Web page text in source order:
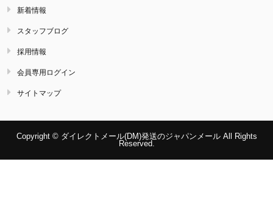
新着情報
スタッフブログ
採用情報
会員専用ログイン
サイトマップ
Copyright © ダイレクトメール(DM)発送のジャパンメール All Rights
Reserved.